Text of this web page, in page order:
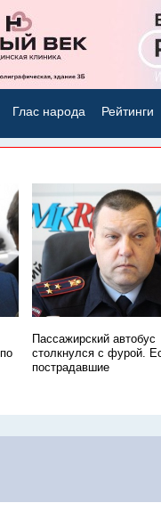
Глас народа Рейтинги
Пассажирский автобус
столкнулся с фурой.
пострадавшие